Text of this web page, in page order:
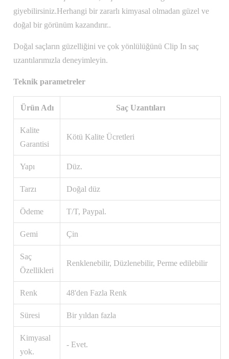
giyebilirsiniz.Herhangi bir zararlı kimyasal olmadan güzel ve
doğal bir görünüm kazandırır..
Doğal saçların güzelliğini ve çok yönlülüğünü Clip In saç
uzantılarımızla deneyimleyin.
Teknik parametreler
Ürün Adı Saç Uzantıları
Kalite
Garantisi
Kötü Kalite Ücretleri
Yapı Düz.
Tarzı Doğal düz
Ödeme T/T, Paypal.
Gemi Çin
Saç
Özellikleri
Renklenebilir, Düzlenebilir, Perme edilebilir
Renk 48'den Fazla Renk
Süresi Bir yıldan fazla
Kimyasal
yok.
- Evet.